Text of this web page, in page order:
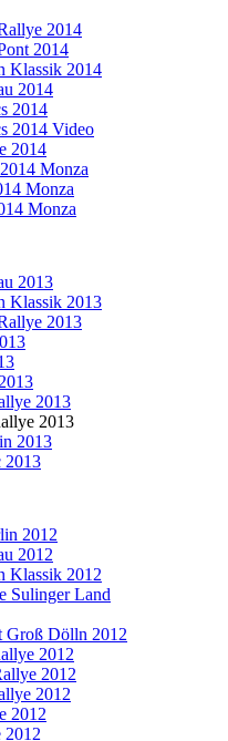
2014
2014
Klassik 2014
2014
2014
2014 Video
2014
Monza
Monza
Monza
2013
Klassik 2013
2013
2013
2013
2013
2013
2012
2012
Klassik 2012
Sulinger Land
Groß Dölln 2012
2012
2012
2012
2012
2012